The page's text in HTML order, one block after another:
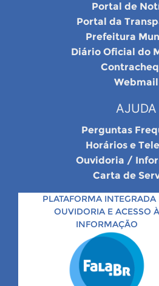
Portal de
Portal da
Prefeitura
Diário Oficial do
Webmail
AJUDA
Perguntas
Horários e
Ouvidoria /
Carta de
PLATAFORMA INTEGRADA
OUVIDORIA E ACESSO À
INFORMAÇÃO